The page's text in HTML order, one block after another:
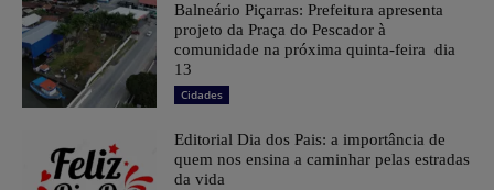
Balneário Piçarras: Prefeitura apresenta
projeto da Praça do Pescador à
comunidade na próxima quinta-feira dia
13
Cidades
Editorial Dia dos Pais: a importância de
quem nos ensina a caminhar pelas estradas
da vida